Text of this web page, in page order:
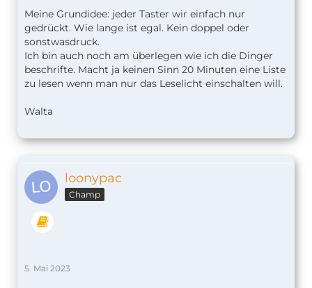
Meine Grundidee: jeder Taster wir einfach nur
gedrückt. Wie lange ist egal. Kein doppel oder
sonstwasdruck.
Ich bin auch noch am überlegen wie ich die Dinger
beschrifte. Macht ja keinen Sinn 20 Minuten eine Liste
zu lesen wenn man nur das Leselicht einschalten will.
Walta
loonypac
Champ
5. Mai 2023